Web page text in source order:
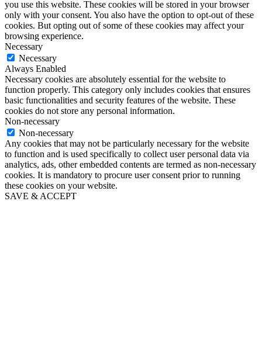
you use this website. These cookies will be stored in your browser
only with your consent. You also have the option to opt-out of these
cookies. But opting out of some of these cookies may affect your
browsing experience.
Necessary
Necessary
Always Enabled
Necessary cookies are absolutely essential for the website to
function properly. This category only includes cookies that ensures
basic functionalities and security features of the website. These
cookies do not store any personal information.
Non-necessary
Non-necessary
Any cookies that may not be particularly necessary for the website
to function and is used specifically to collect user personal data via
analytics, ads, other embedded contents are termed as non-necessary
cookies. It is mandatory to procure user consent prior to running
these cookies on your website.
SAVE & ACCEPT